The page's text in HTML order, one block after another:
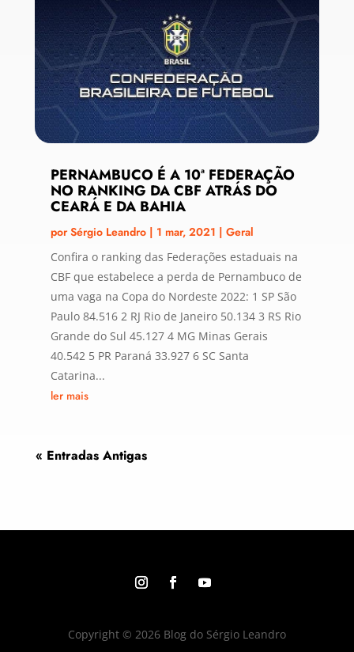
PERNAMBUCO É A 10ª FEDERAÇÃO
NO RANKING DA CBF ATRÁS DO
CEARÁ E DA BAHIA
porSérgio Leandro| 1 mar, 2021 | Geral
Confira o ranking das Federações estaduais na
CBF que estabelece a perda de Pernambuco de
uma vaga na Copa do Nordeste 2022: 1 SP São
Paulo 84.516 2 RJ Rio de Janeiro 50.134 3 RS Rio
Grande do Sul 45.127 4 MG Minas Gerais
40.542 5 PR Paraná 33.927 6 SC Santa
Catarina...
ler mais
« Entradas Antigas
Copyright © 2026 Blog do Sérgio Leandro